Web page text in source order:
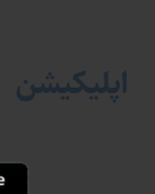
اپلیکیشن